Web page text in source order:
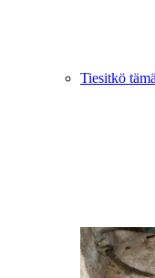
Tiesitkö